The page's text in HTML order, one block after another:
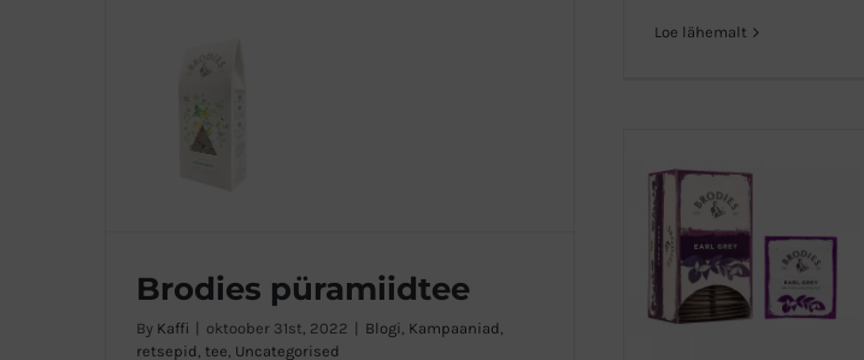
Loe lähemalt
Brodies püramiidtee
By Kaffi | oktoober 31st, 2022 | Blogi Kampaaniad
retsepid tee Uncategorised